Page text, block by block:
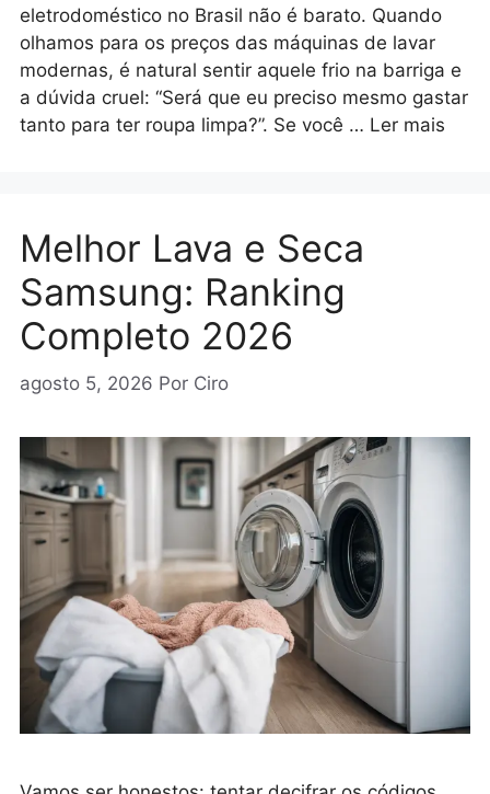
eletrodoméstico no Brasil não é barato. Quando
olhamos para os preços das máquinas de lavar
modernas, é natural sentir aquele frio na barriga e
a dúvida cruel: “Será que eu preciso mesmo gastar
tanto para ter roupa limpa?”. Se você … Ler mais
Melhor Lava e Seca
Samsung: Ranking
Completo 2026
agosto 5, 2026 Por Ciro